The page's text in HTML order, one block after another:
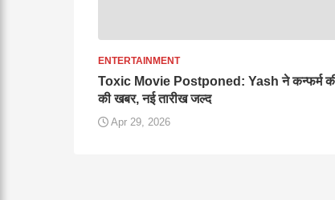
ENTERTAINMENT
Toxic Movie Postponed: Yash ने कन्फर्म
की खबर, नई तारीख जल्द
Apr 29, 2026